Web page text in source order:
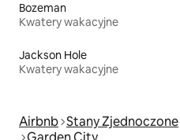
Bozeman
Kwatery wakacyjne
Jackson Hole
Kwatery wakacyjne
Airbnb Stany Zjednoczone